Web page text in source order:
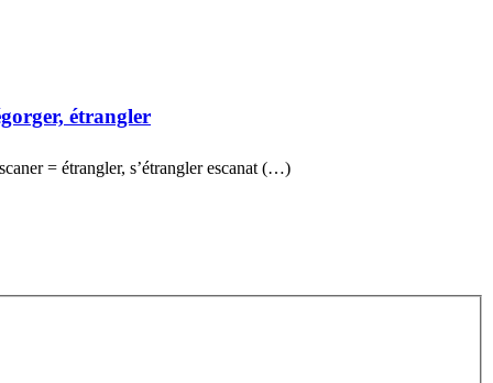
étrangler
= étrangler, s’étrangler escanat (…)